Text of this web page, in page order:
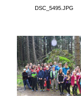
DSC_5495.JPG